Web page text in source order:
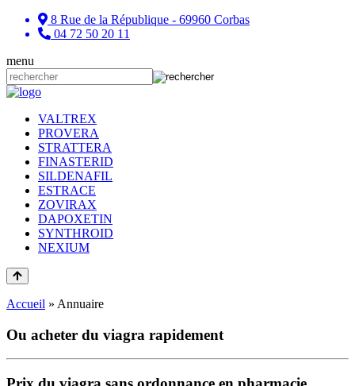
8 Rue de la République - 69960 Corbas
04 72 50 20 11
menu
VALTREX
PROVERA
STRATTERA
FINASTERID
SILDENAFIL
ESTRACE
ZOVIRAX
DAPOXETIN
SYNTHROID
NEXIUM
Accueil » Annuaire
Ou acheter du viagra rapidement